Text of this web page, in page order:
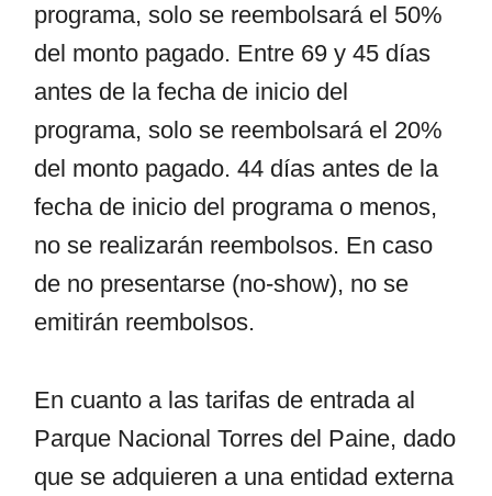
programa, solo se reembolsará el 50%
del monto pagado. Entre 69 y 45 días
antes de la fecha de inicio del
programa, solo se reembolsará el 20%
del monto pagado. 44 días antes de la
fecha de inicio del programa o menos,
no se realizarán reembolsos. En caso
de no presentarse (no-show), no se
emitirán reembolsos.
En cuanto a las tarifas de entrada al
Parque Nacional Torres del Paine, dado
que se adquieren a una entidad externa